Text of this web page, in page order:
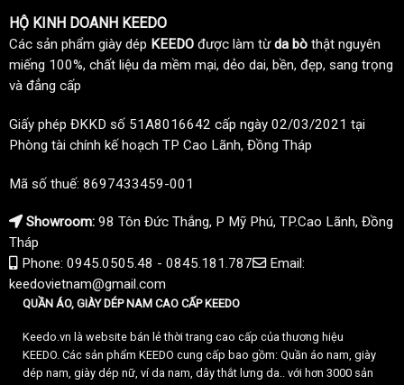
HỘ KINH DOANH KEEDO
Các sản phẩm giày dép KEEDO được làm từda bò thật nguyên
miếng 100%, chất liệu da mềm mại, dẻo dai, bền, đẹp, sang trọng
và đẳng cấp
Giấy phép ĐKKD số 51A8016642 cấp ngày 02/03/2021 tại
Phòng tài chính kế hoạch TP Cao Lãnh, Đồng Tháp
Mã số thuế: 8697433459-001
Showroom: 98 Tôn Đức Thắng, P Mỹ Phú, TP.Cao Lãnh, Đồng
Tháp
Phone: 0945.0505.48 - 0845.181.787
Email:
keedovietnam@gmail.com
QUẦN ÁO, GIÀY DÉP NAM CAO CẤP KEEDO
Keedo.vn là website bán lẻ thời trang cao cấp của thương hiệu
KEEDO. Các sản phẩm KEEDO cung cấp bao gồm: Quần áo nam, giày
dép nam, giày dép nữ, ví da nam, dây thắt lưng da.. với hơn 3000 sản